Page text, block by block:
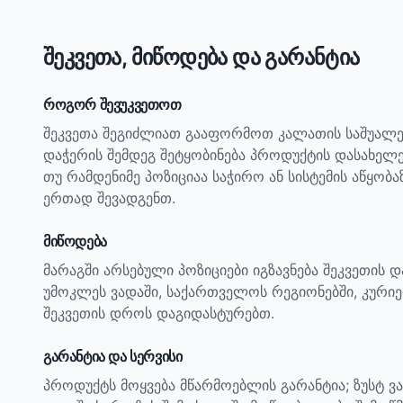
შეკვეთა, მიწოდება და გარანტია
როგორ შევუკვეთოთ
შეკვეთა შეგიძლიათ გააფორმოთ კალათის
დაჭერის შემდეგ შეტყობინება პროდუქტის
თუ რამდენიმე პოზიციაა საჭირო ან სისტემის
ერთად შევადგენთ.
მიწოდება
მარაგში არსებული პოზიციები იგზავნება
უმოკლეს ვადაში, საქართველოს რეგიონებში,
შეკვეთის დროს დაგიდასტურებთ.
გარანტია და სერვისი
პროდუქტს მოყვება მწარმოებლის გარანტია; ზუსტ